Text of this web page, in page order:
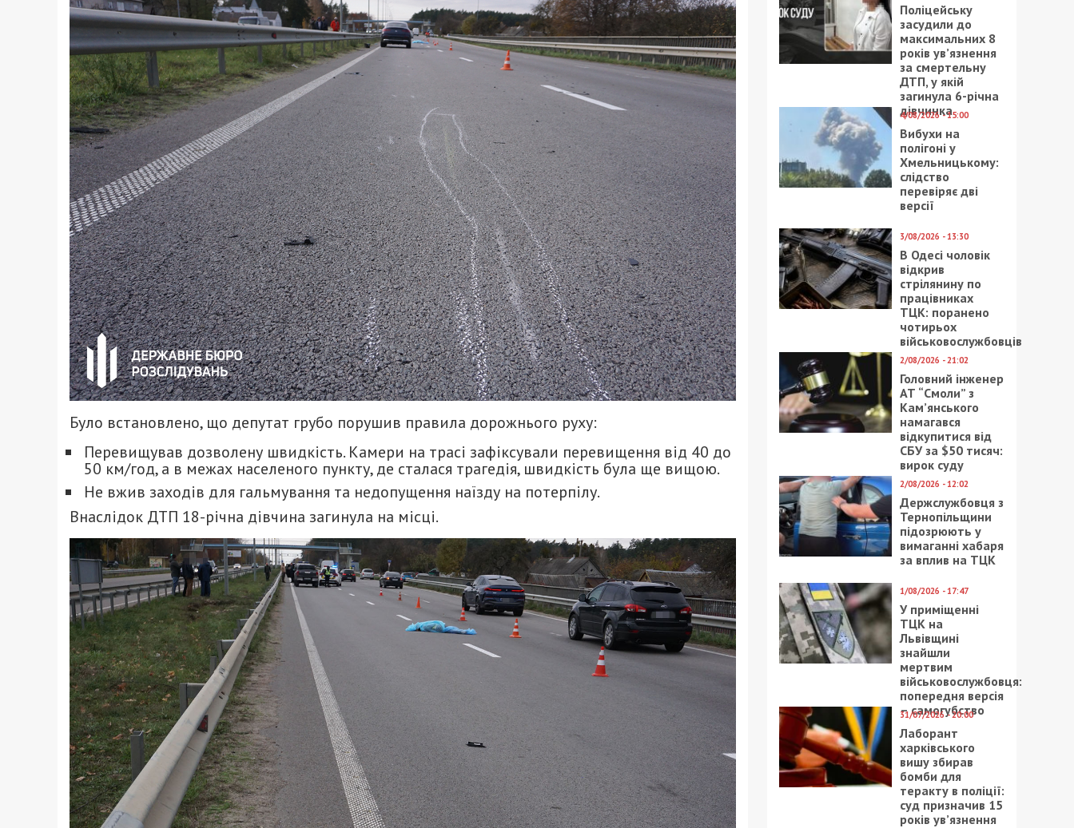
Було встановлено, що депутат грубо порушив правила дорожнього руху:
Перевищував дозволену швидкість. Камери на трасі зафіксували перевищення від 40 до
50 км/год, а в межах населеного пункту, де сталася трагедія, швидкість була ще вищою.
Не вжив заходів для гальмування та недопущення наїзду на потерпілу.
Внаслідок ДТП 18-річна дівчина загинула на місці.
Поліцейську
засудили до
максимальних 8
років ув’язнення
за смертельну
ДТП, у якій
загинула 6-річна
дівчинка
4/08/2026 - 15:00
Вибухи на
полігоні у
Хмельницькому:
слідство
перевіряє дві
версії
3/08/2026 - 13:30
В Одесі чоловік
відкрив
стрілянину по
працівниках
ТЦК: поранено
чотирьох
військовослужбовців
2/08/2026 - 21:02
Головний інженер
АТ “Смоли” з
Кам’янського
намагався
відкупитися від
СБУ за $50 тисяч:
вирок суду
2/08/2026 - 12:02
Держслужбовця з
Тернопільщини
підозрюють у
вимаганні хабаря
за вплив на ТЦК
1/08/2026 - 17:47
У приміщенні
ТЦК на
Львівщині
знайшли
мертвим
військовослужбовця:
попередня версія
– самогубство
31/07/2026 - 20:00
Лаборант
харківського
вишу збирав
бомби для
теракту в поліції:
суд призначив 15
років ув’язнення